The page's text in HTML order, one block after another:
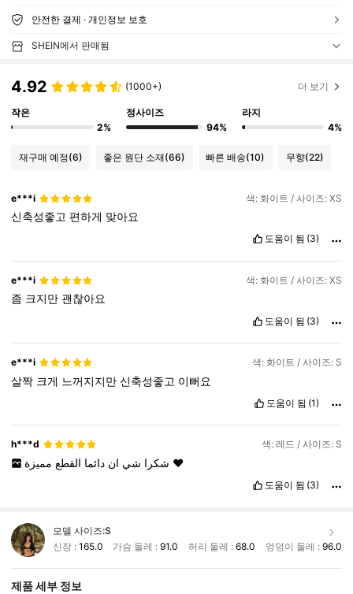
안전한 결제 · 개인정보 보호
SHEIN에서 판매됨
4.92 (1000+) 더 보기
작은
2%
정사이즈
94%
라지
4%
재구매 예정(6) 좋은 원단 소재(66) 빠른 배송(10) 무향(22)
e***i 색: 화이트 / 사이즈: XS
신축성좋고편하게 맞아요
도움이 됨 (3)
e***i 색: 화이트 / 사이즈: XS
좀 크지만 괜찮아요
도움이 됨 (3)
e***i 색: 화이트 / 사이즈: S
살짝 크게 느꺼지지만 신축성좋고 이뻐요
도움이 됨 (1)
h***d 색: 레드 / 사이즈: S
شكرا شي اندائما القطع ❤️
도움이 됨 (3)
모델 사이즈:S
신장 : 165.0 가슴 둘레 :91.0 허리 둘레 : 68.0 엉덩이 둘레 : 96.0
제품 세부 정보